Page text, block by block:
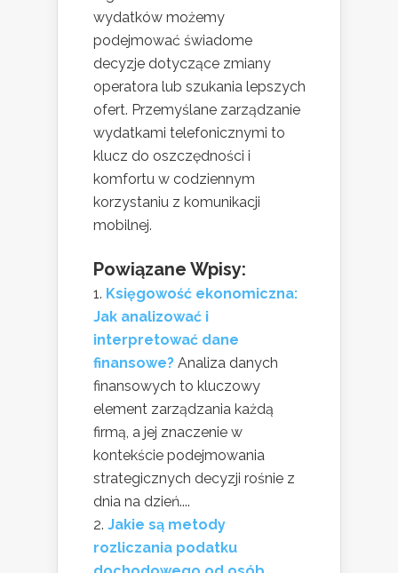
wydatków możemy
podejmować świadome
decyzje dotyczące zmiany
operatora lub szukania lepszych
ofert. Przemyślane zarządzanie
wydatkami telefonicznymi to
klucz do oszczędności i
komfortu w codziennym
korzystaniu z komunikacji
mobilnej.
Powiązane Wpisy:
Księgowość ekonomiczna:
Jak analizować i
interpretować dane
finansowe? Analiza danych
finansowych to kluczowy
element zarządzania każdą
firmą, a jej znaczenie w
kontekście podejmowania
strategicznych decyzji rośnie z
dnia na dzień....
Jakie są metody
rozliczania podatku